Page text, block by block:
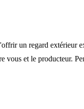
un regard extérieur
et le producteur.